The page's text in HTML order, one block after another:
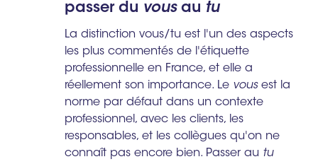
passer du vousau tu
La distinction vous/tu est l'un des aspects
les plus commentés de l'étiquette
professionnelle en France, et elle a
réellement son importance. Le vousest la
norme par défaut dans un contexte
professionnel, avec les clients, les
responsables, et les collègues qu'on ne
connaît pas encore bien. Passer au tu